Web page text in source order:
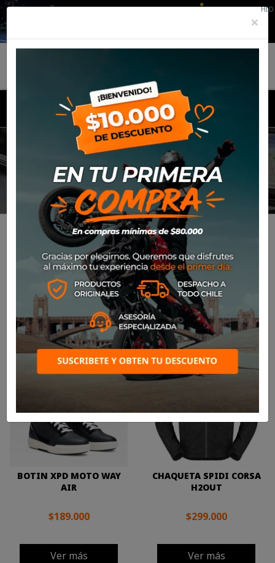
MENU
Productos Hasta 25% de descuento
HASTA 25% DE
DESCUENTO
Más nuevos
Mostrando 1-24 de 27 artículo(s)
BOTIN XPD MOTO WAY
AIR
$189.000
Ver más
CHAQUETA SPIDI CORSA
H2OUT
$299.000
Ver más
×